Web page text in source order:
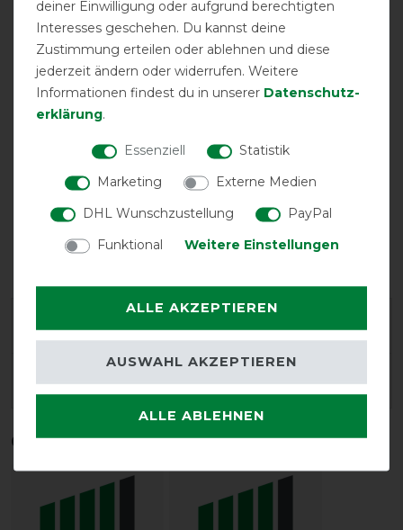
atmungsaktiv
Halsteil
inklusive
Halsteil möglich
Unterdecke
möglich
V-Front-
wasserdicht
Herstellergarantie
Wasch- und Pflegehinweis
Qualitätsstufen
deiner Einwilligung oder aufgrund berechtigten
Interesses geschehen. Du kannst deine
Zustimmung erteilen oder ablehnen und diese
jederzeit ändern oder widerrufen. Weitere
Informationen findest du in unserer Daten­schutz­
erklärung.
Essenziell
Statistik
Marketing
Externe Medien
DHL Wunschzustellung
PayPal
Funktional
Weitere Einstellungen
ALLE AKZEPTIEREN
ALLE ABLEHNEN
AUSWAHL AKZEPTIEREN